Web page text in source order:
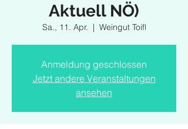
Aktuell NÖ)
Sa., 11. Apr.
  |
Weingut Toifl
Anmeldung geschlossen
Jetzt andere Veranstaltungen
ansehen